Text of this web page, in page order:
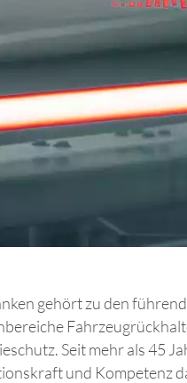
gehört zu den
Seit mehr als 45
und Kompetenz